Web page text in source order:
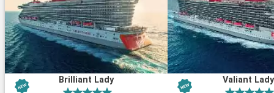
Brilliant Lady Valiant Lady